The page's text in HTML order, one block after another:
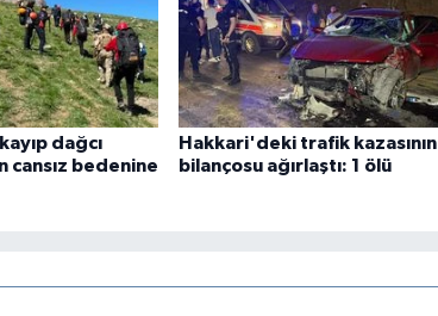
dağcı
cansız bedenine
Hakkari'deki trafik kazasının
bilançosu ağırlaştı: 1 ölü